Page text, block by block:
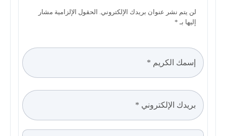
لن يتم نشر عنوان بريدك الإلكتروني. الحقول الإلزامية مشار
إليها بـ *